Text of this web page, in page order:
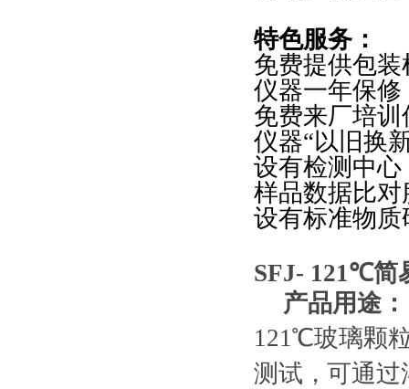
特色服务：
免费提供包
仪器一年保
免费来厂培
仪器“以旧换
设有检测中心
样品数据比对
设有标准物
SFJ- 121℃简
产品用途：
121℃玻璃颗
测试，可通过